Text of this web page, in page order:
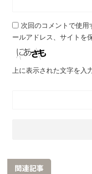
次回のコメントで使用
ールアドレス、サイトを
上に表示された文字を入
関連記事